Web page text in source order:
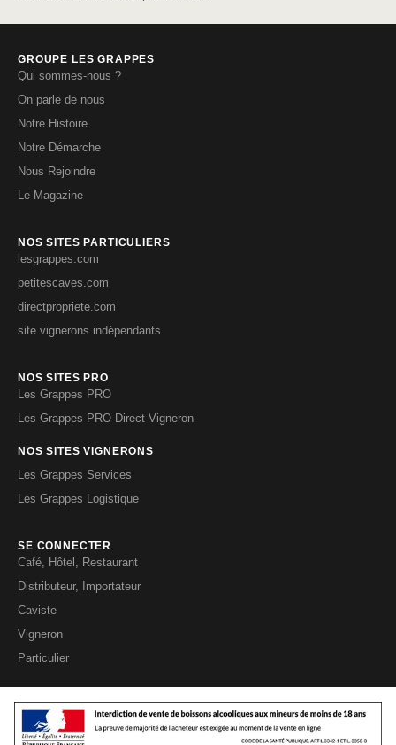
GROUPE LES GRAPPES
Qui sommes-nous ?
On parle de nous
Notre Histoire
Notre Démarche
Nous Rejoindre
Le Magazine
NOS SITES PARTICULIERS
lesgrappes.com
petitescaves.com
directpropriete.com
site vignerons indépendants
NOS SITES PRO
Les Grappes PRO
Les Grappes PRO Direct Vigneron
NOS SITES VIGNERONS
Les Grappes Services
Les Grappes Logistique
SE CONNECTER
Café, Hôtel, Restaurant
Distributeur, Importateur
Caviste
Vigneron
Particulier